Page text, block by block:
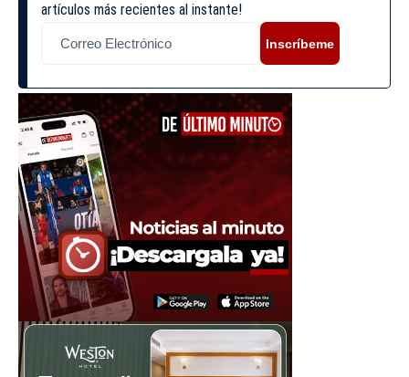
artículos más recientes al instante!
Inscríbeme